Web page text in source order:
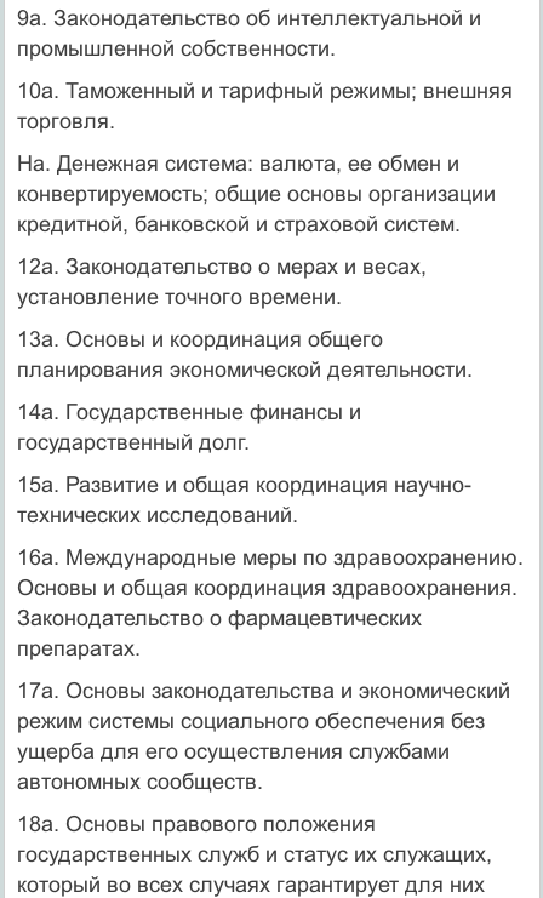
9а. Законодательство об интеллектуальной и
промышленной собственности.
10а. Таможенный и тарифный режимы; внешняя
торговля.
На. Денежная система: валюта, ее обмен и
конвертируемость; общие основы организации
кредитной, банковской и страховой систем.
12а. Законодательство о мерах и весах,
установление точного времени.
13а. Основы и координация общего
планирования экономической деятельности.
14а. Государственные финансы и
государственный долг.
15а. Развитие и общая координация научно-
технических исследований.
16а. Международные меры по здравоохранению.
Основы и общая координация здравоохранения.
Законодательство о фармацевтических
препаратах.
17а. Основы законодательства и экономический
режим системы социального обеспечения без
ущерба для его осуществления службами
автономных сообществ.
18а. Основы правового положения
государственных служб и статус их служащих,
который во всех случаях гарантирует для них